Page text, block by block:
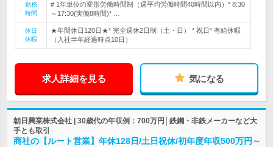
勤務
時間
# 1年単位の変形労働時間制（週平均労働時間40時間以内）* 8:30
～17:30(実働8時間)* …
休日
休暇
★年間休日120日★* 完全週休2日制（土・日） * 祝日* 有給休暇
（入社半年経過時点10日）
求人詳細を見る 気になる
朝日興業株式会社 | 30歳代の年収例：700万円│鉄鋼・非鉄メーカーなど大
手とも取引
商社の【ルート営業】年休128日/土日祝休/初年度年収500万円～